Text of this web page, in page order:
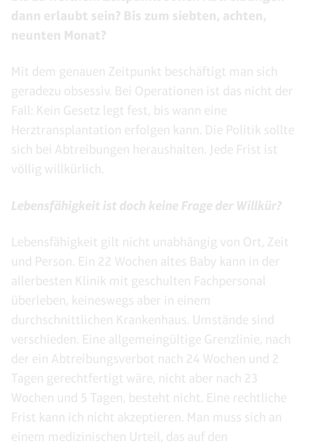
dann erlaubt sein? Bis zum siebten, achten,
neunten Monat?
Mit dem genauen Zeitpunkt beschäftigt man sich
geradezu obsessiv. Bei Operationen ist das nicht der
Fall: Kein Gesetz legt fest, bis wann eine
Herztransplantation erfolgen kann. Die Politik sollte
sich bei Abtreibungen heraushalten. Jede Frist ist
völlig willkürlich.
Lebensfähigkeit ist doch keine Frage der Willkür?
Lebensfähigkeit gilt nicht unabhängig von Ort, Zeit
und Person. Ein 22 Wochen altes Baby kann in der
allerbesten Klinik mit geschulten Fachpersonal
überleben, keineswegs aber in einem
durchschnittlichen Krankenhaus. Umstände sind
verschieden. Eine allgemeingültige Grenzlinie, nach
der ein Abtreibungsverbot nach 24 Wochen und 2
Tagen gerechtfertigt wäre, nicht aber nach 23
Wochen und 5 Tagen, besteht nicht. Eine rechtliche
Frist kann ich nicht akzeptieren. Man muss sich an
einem medizinischen Urteil, das auf den